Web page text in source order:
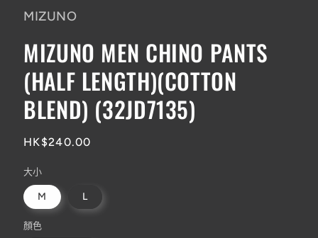
視
中
開
啟
多
媒
體
案
1
MIZUNO
MIZUNO MEN CHINO PANTS
(HALF LENGTH)(COTTON
BLEND) (32JD7135)
定
HK$240.00
大小
M L
顏色